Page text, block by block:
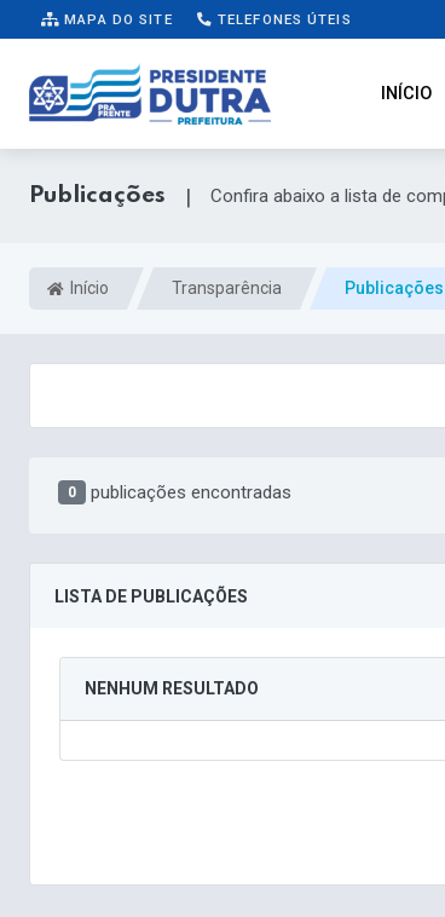
MAPA DO SITE TELEFONES ÚTEIS
INÍCIO
Publicações | Confira abaixo a lista de
Início Transparência Publicações
0 publicações encontradas
LISTA DE PUBLICAÇÕES
NENHUM RESULTADO